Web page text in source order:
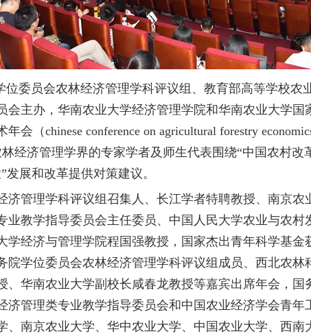
委员会农林经济管理学科评议组、教育部高等学校农
会主办，华南农业大学经济管理学院和华南农业大学
会（chinese conference on agricultural forestry
经济管理学界的专家学者及师生代表围绕“中国农村改
展和改革提供对策建议。
管理学科评议组召集人、长江学者特聘教授、南京农
业教学指导委员会主任委员、中国人民大学农业与农村
学经济与管理学院程国强教授，国家杰出青年科学基
院学位委员会农林经济管理学科评议组成员、西北农
、华南农业大学副校长咸春龙教授等嘉宾出席年会，
济管理类专业教学指导委员会和中国农业经济学会青
、南京农业大学、华中农业大学、中国农业大学、西